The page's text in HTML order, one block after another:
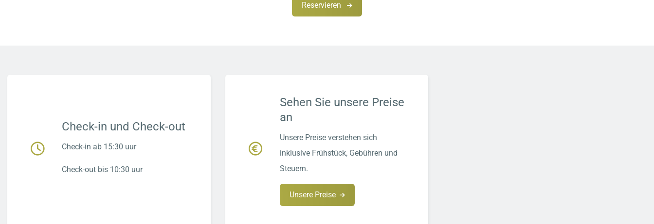
Reservieren
Check-in und Check-out
Check-in ab 15:30 uur
Check-out bis 10:30 uur
Sehen Sie unsere Preise
an
Unsere Preise verstehen sich
inklusive Frühstück, Gebühren und
Steuern.
Unsere Preise